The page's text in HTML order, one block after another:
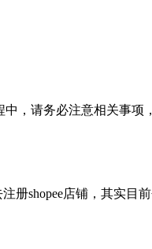
，请务必注意相关事项
shopee店铺，其实目